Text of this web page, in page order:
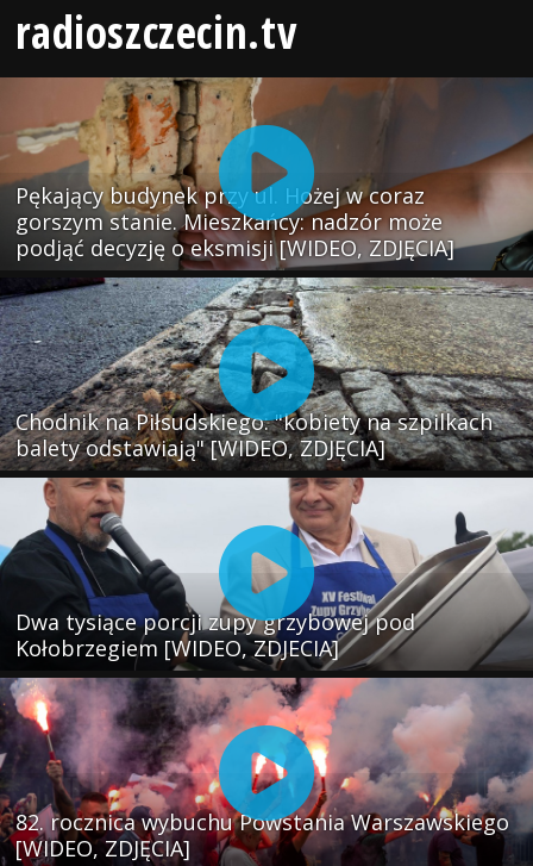
radioszczecin.tv
Pękający budynek przy ul. Hożej w coraz
gorszym stanie. Mieszkańcy: nadzór może
podjąć decyzję o eksmisji [WIDEO, ZDJĘCIA]
Chodnik na Piłsudskiego: "kobiety na szpilkach
balety odstawiają" [WIDEO, ZDJĘCIA]
Dwa tysiące porcji zupy grzybowej pod
Kołobrzegiem [WIDEO, ZDJECIA]
82. rocznica wybuchu Powstania Warszawskiego
[WIDEO, ZDJĘCIA]